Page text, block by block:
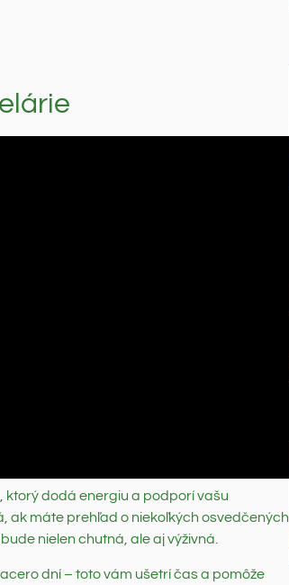
ktorý dodá energiu a podporí vašu
ak máte prehľad o niekoľkých osvedčených
nielen chutná, ale aj výživná.
dní – toto vám ušetrí čas a pomôže